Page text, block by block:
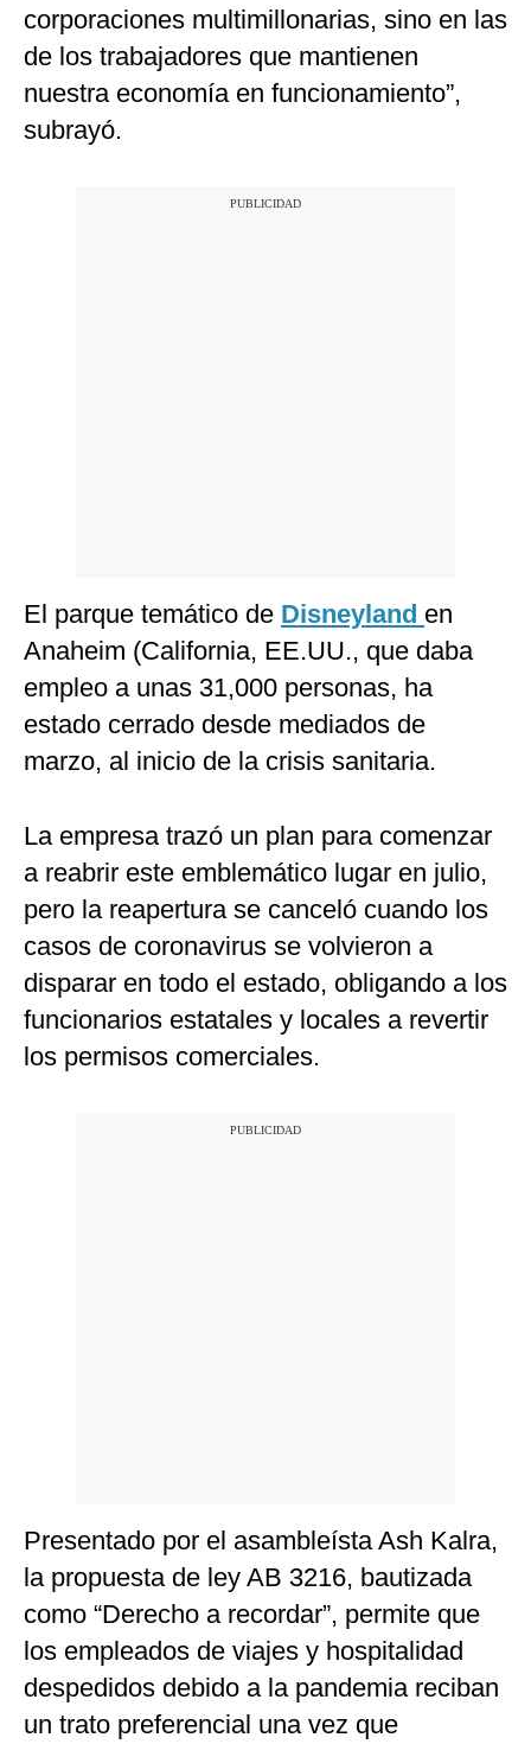
corporaciones multimillonarias, sino en las
de los trabajadores que mantienen
nuestra economía en funcionamiento”,
subrayó.
El parque temático de Disneyland en
Anaheim (California, EE.UU., que daba
empleo a unas 31,000 personas, ha
estado cerrado desde mediados de
marzo, al inicio de la crisis sanitaria.
La empresa trazó un plan para comenzar
a reabrir este emblemático lugar en julio,
pero la reapertura se canceló cuando los
casos de coronavirus se volvieron a
disparar en todo el estado, obligando a los
funcionarios estatales y locales a revertir
los permisos comerciales.
Presentado por el asambleísta Ash Kalra,
la propuesta de ley AB 3216, bautizada
como “Derecho a recordar”, permite que
los empleados de viajes y hospitalidad
despedidos debido a la pandemia reciban
un trato preferencial una vez que